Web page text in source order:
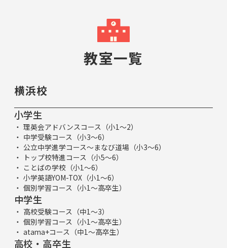
教室一覧
横浜校
小学生
理英会アドバンスコース（小1～2）
中学受験コース（小3～6）
公立中学進学コース～まなび道場（小3～6）
トップ校特進コース（小5～6）
ことばの学校（小1～6）
小学英語YOM-TOX（小1～6）
個別学習コース（小1～高卒生）
中学生
高校受験コース（中1～3）
個別学習コース（小1～高卒生）
atama+コース（中1～高卒生）
高校・高卒生